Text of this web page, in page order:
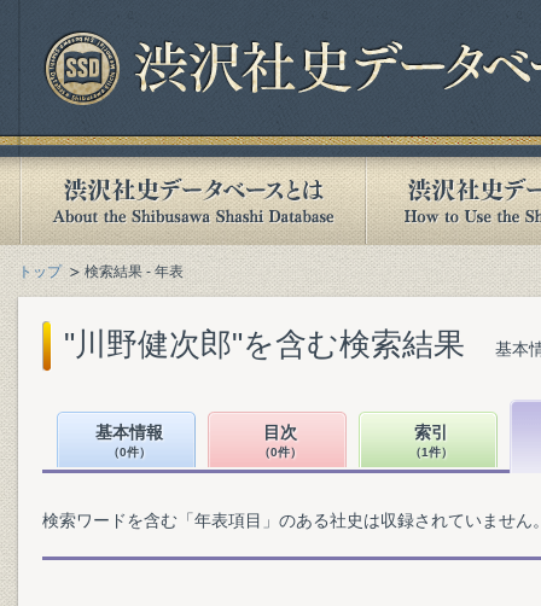
トップ 検索結果 - 年表
"川野健次郎"を含む検索結果 基本
基本情報
（0件）
目次
（0件）
索引
（1件）
検索ワードを含む「年表項目」のある社史は収録されていません